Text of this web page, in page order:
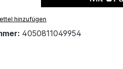
hinzufügen
4050811049954